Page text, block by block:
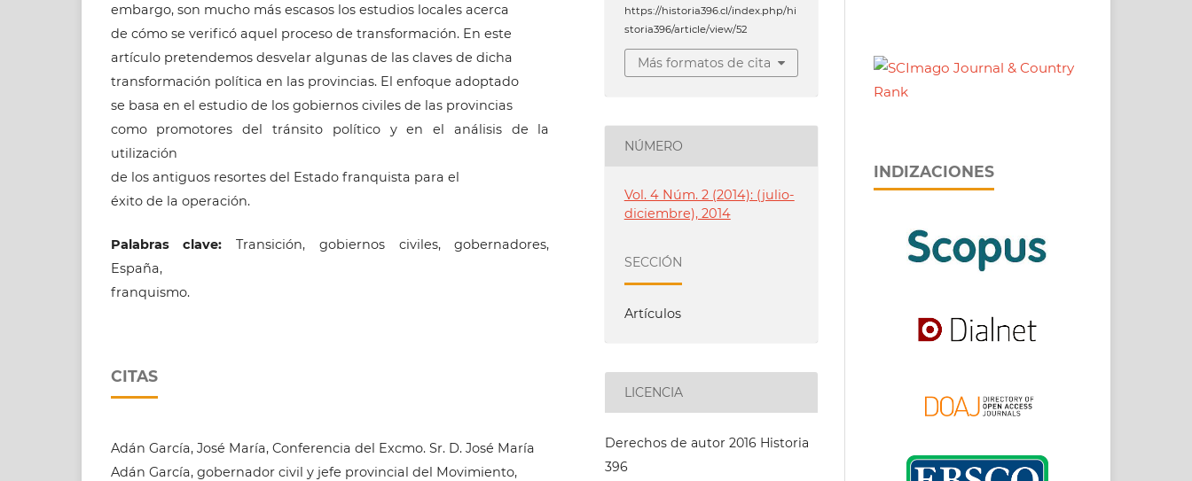
embargo, son mucho más escasos los estudios locales acerca
de cómo se verificó aquel proceso de transformación. En este
artículo pretendemos desvelar algunas de las claves de dicha
transformación política en las provincias. El enfoque adoptado
se basa en el estudio de los gobiernos civiles de las provincias
como promotores del tránsito político y en el análisis de la
utilización
de los antiguos resortes del Estado franquista para el
éxito de la operación.
Palabras clave: Transición, gobiernos civiles, gobernadores,
España,
franquismo.
CITAS
Adán García, José María, Conferencia del Excmo. Sr. D. José María
Adán García, gobernador civil y jefe provincial del Movimiento,
https://historia396.cl/index.php/hi
storia396/article/view/52
Más formatos de cita
NÚMERO
Vol. 4 Núm. 2 (2014): (julio-
diciembre), 2014
SECCIÓN
Artículos
LICENCIA
Derechos de autor 2016 Historia
396
INDIZACIONES